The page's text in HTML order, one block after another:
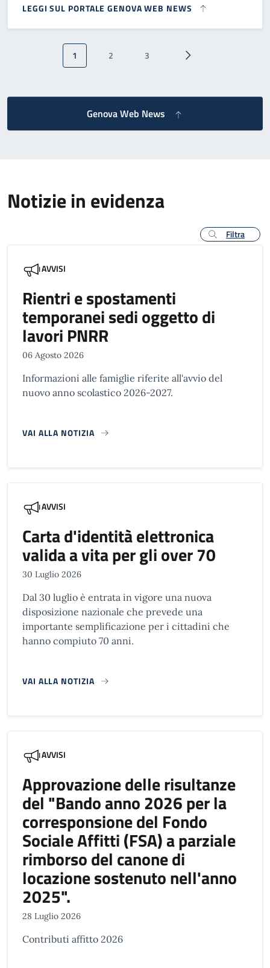
LEGGI SUL PORTALE GENOVA WEB NEWS
Paginazione
Pagina attuale
1 Pagina
2 Pagina
3 Pagina successiva
Genova Web News
Notizie in evidenza
Filtra
AVVISI
Rientri e spostamenti
temporanei sedi oggetto di
lavori PNRR
06 Agosto 2026
Informazioni alle famiglie riferite all'avvio del
nuovo anno scolastico 2026-2027.
VAI ALLA NOTIZIA
AVVISI
Carta d'identità elettronica
valida a vita per gli over 70
30 Luglio 2026
Dal 30 luglio è entrata in vigore una nuova
disposizione nazionale che prevede una
importante semplificazione per i cittadini che
hanno compiuto 70 anni.
VAI ALLA NOTIZIA
AVVISI
Approvazione delle risultanze
del "Bando anno 2026 per la
corresponsione del Fondo
Sociale Affitti (FSA) a parziale
rimborso del canone di
locazione sostenuto nell'anno
2025".
28 Luglio 2026
Contributi affitto 2026